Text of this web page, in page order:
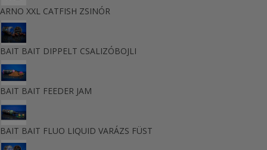
ARNO XXL CATFISH ZSINÓR
BAIT BAIT DIPPELT CSALIZÓBOJLI
BAIT BAIT FEEDER JAM
BAIT BAIT FLUO LIQUID VARÁZS FÜST